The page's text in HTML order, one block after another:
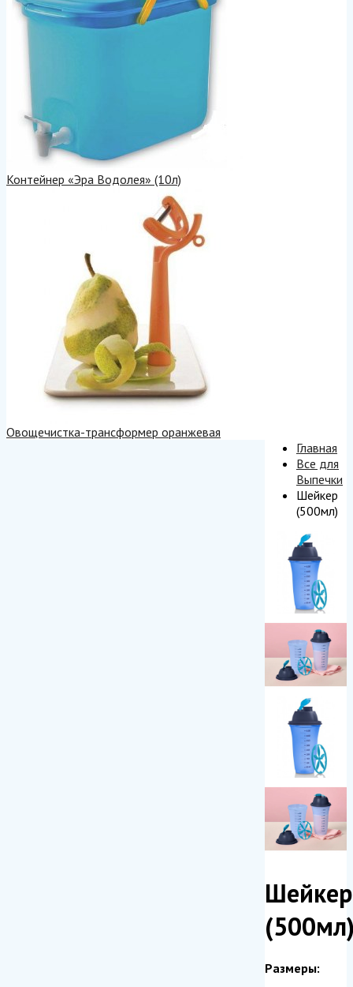
Контейнер «Эра Водолея» (10л)
Овощечистка-трансформер оранжевая
Главная
Все для
Выпечки
Шейкер
(500мл)
Шейкер
Размеры: